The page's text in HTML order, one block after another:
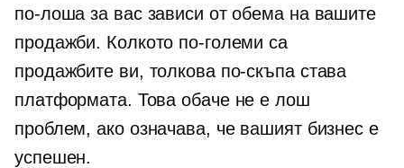
по-лоша за вас зависи от обема на вашите
продажби. Колкото по-големи са
продажбите ви, толкова по-скъпа става
платформата. Това обаче не е лош
проблем, ако означава, че вашият бизнес е
успешен.